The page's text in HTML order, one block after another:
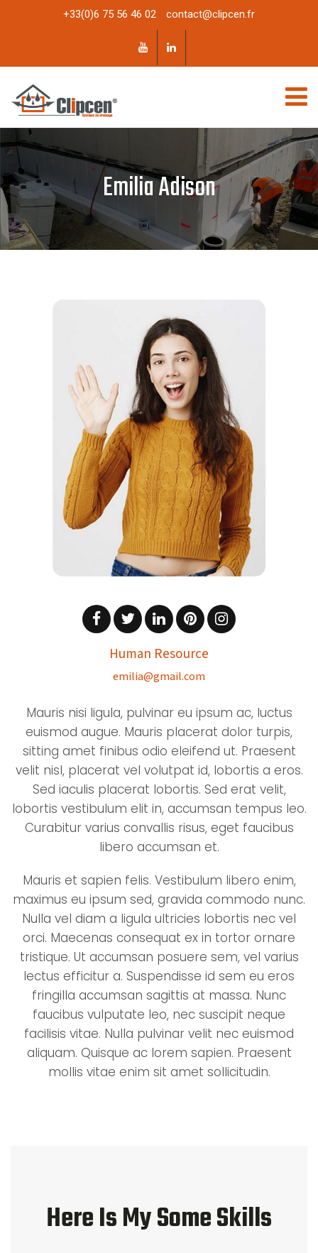
+33(0)6 75 56 46 02 contact@clipcen.fr
Emilia Adison
Human Resource
emilia@gmail.com
Mauris nisi ligula, pulvinar eu ipsum ac, luctus
euismod augue. Mauris placerat dolor turpis,
sitting amet finibus odio eleifend ut. Praesent
velit nisl, placerat vel volutpat id, lobortis a eros.
Sed iaculis placerat lobortis. Sed erat velit,
lobortis vestibulum elit in, accumsan tempus leo.
Curabitur varius convallis risus, eget faucibus
libero accumsan et.
Mauris et sapien felis. Vestibulum libero enim,
maximus eu ipsum sed, gravida commodo nunc.
Nulla vel diam a ligula ultricies lobortis nec vel
orci. Maecenas consequat ex in tortor ornare
tristique. Ut accumsan posuere sem, vel varius
lectus efficitur a. Suspendisse id sem eu eros
fringilla accumsan sagittis at massa. Nunc
faucibus vulputate leo, nec suscipit neque
facilisis vitae. Nulla pulvinar velit nec euismod
aliquam. Quisque ac lorem sapien. Praesent
mollis vitae enim sit amet sollicitudin.
Here Is My Some Skills